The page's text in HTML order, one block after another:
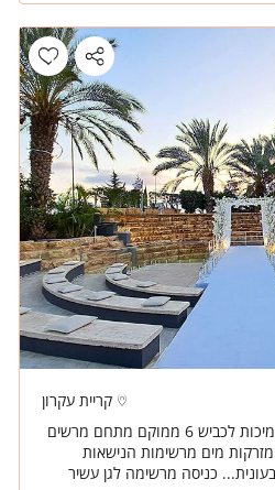
קריית עקרון
במרכז הארץ על כביש 40 ובסמיכות לכביש 6 ממוקם מתחם מרשים
מים מרשימות הנישאות
כניסה מרשימה לגן עשיר